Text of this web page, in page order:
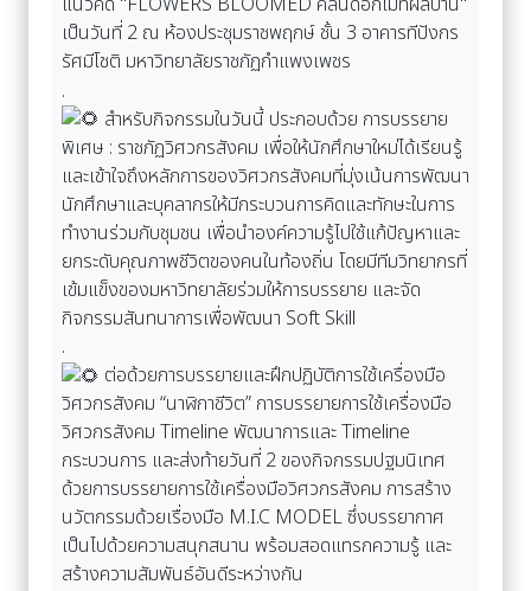
เป็นวันที่ 2 ณ ห้องประชุมราชพฤกษ์ ชั้น 3 อาคารทีปังกร
รัศมีโชติ มหาวิทยาลัยราชภัฏกำแพงเพชร
.
สำหรับกิจกรรมในวันนี้ ประกอบด้วย การบรรยาย
พิเศษ : ราชภัฏวิศวกรสังคม เพื่อให้นักศึกษาใหม่ได้เรียนรู้
และเข้าใจถึงหลักการของวิศวกรสังคมที่มุ่งเน้นการพัฒนา
นักศึกษาและบุคลากรให้มีกระบวนการคิดและทักษะในการ
ทำงานร่วมกับชุมชน เพื่อนำองค์ความรู้ไปใช้แก้ปัญหาและ
ยกระดับคุณภาพชีวิตของคนในท้องถิ่น โดยมีทีมวิทยากรที่
เข้มแข็งของมหาวิทยาลัยร่วมให้การบรรยาย และจัด
กิจกรรมสันทนาการเพื่อพัฒนา Soft Skill
.
ต่อด้วยการบรรยายและฝึกปฏิบัติการใช้เครื่องมือ
วิศวกรสังคม “นาฬิกาชีวิต” การบรรยายการใช้เครื่องมือ
วิศวกรสังคม Timeline พัฒนาการและ Timeline
กระบวนการ และส่งท้ายวันที่ 2 ของกิจกรรมปฐมนิเทศ
ด้วยการบรรยายการใช้เครื่องมือวิศวกรสังคม การสร้าง
นวัตกรรมด้วยเรื่องมือ M.I.C MODEL ซึ่งบรรยากาศ
เป็นไปด้วยความสนุกสนาน พร้อมสอดแทรกความรู้ และ
สร้างความสัมพันธ์อันดีระหว่างกัน